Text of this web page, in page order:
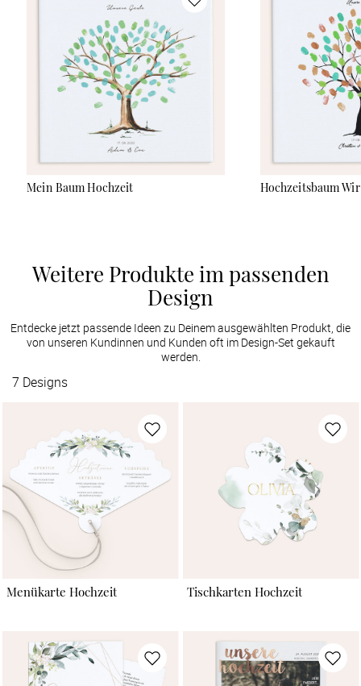
Mein Baum Hochzeit Hochzeitsbaum Wir
Weitere Produkte im passenden
Design
Entdecke jetzt passende Ideen zu Deinem ausgewählten Produkt, die
von unseren Kundinnen und Kunden oft im Design-Set gekauft
werden.
7 Designs
Menükarte Hochzeit Tischkarten Hochzeit